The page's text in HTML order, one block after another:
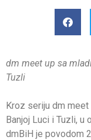
dm meet up sa
Tuzli
Kroz seriju dm meet
Banjoj Luci i Tuzli, u
dmBiH je povodom